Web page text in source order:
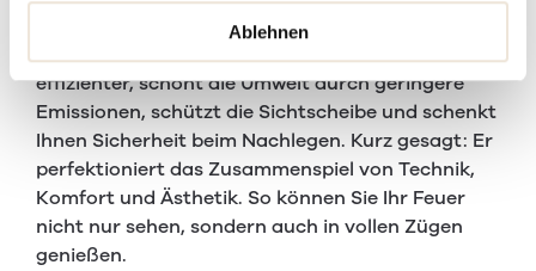
Ablehnen
Der Holzfänger ist weit mehr als nur ein kleines
Bauteil im Kaminofen. Er macht Ihr Heizen
effizienter, schont die Umwelt durch geringere
Emissionen, schützt die Sichtscheibe und schenkt
Ihnen Sicherheit beim Nachlegen. Kurz gesagt: Er
perfektioniert das Zusammenspiel von Technik,
Komfort und Ästhetik. So können Sie Ihr Feuer
nicht nur sehen, sondern auch in vollen Zügen
genießen.